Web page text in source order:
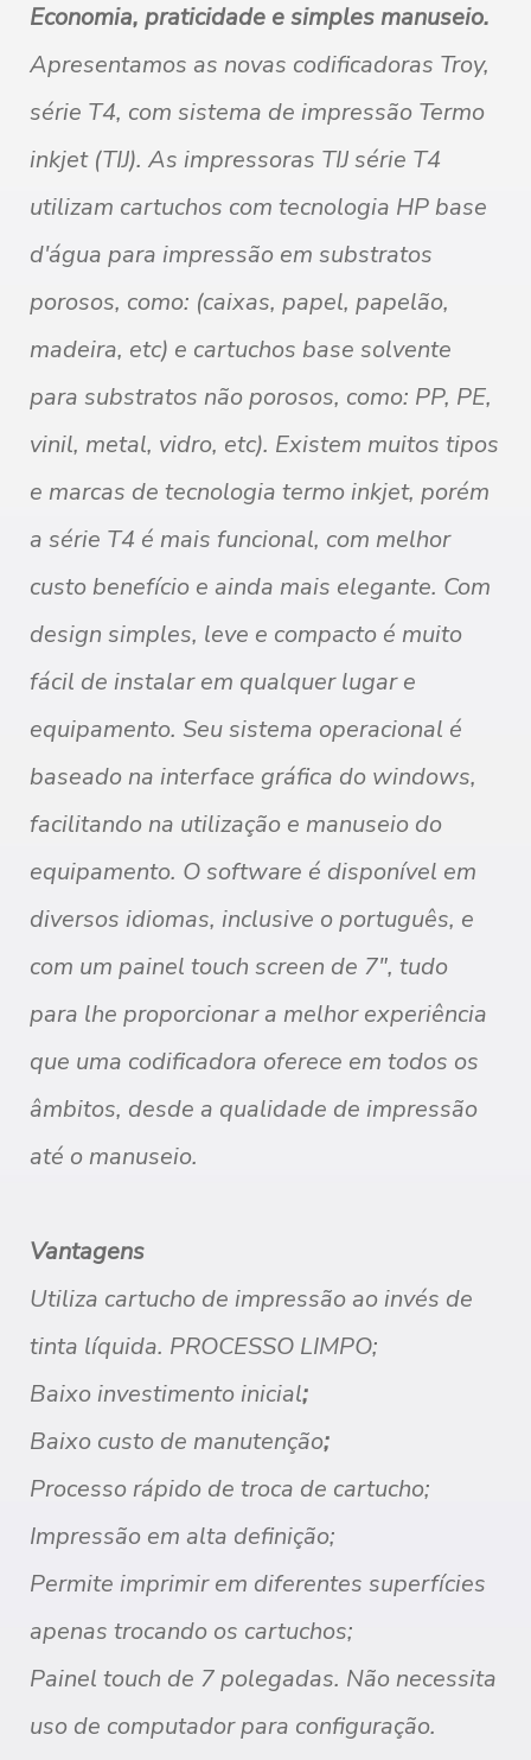
Economia, praticidade e simples manuseio.
Apresentamos as novas codificadoras Troy,
série T4, com sistema de impressão Termo
inkjet (TIJ). As impressoras TIJ série T4
utilizam cartuchos com tecnologia HP base
d'água para impressão em substratos
porosos, como: (caixas, papel, papelão,
madeira, etc) e cartuchos base solvente
para substratos não porosos, como: PP, PE,
vinil, metal, vidro, etc). Existem muitos tipos
e marcas de tecnologia termoinkjet, porém
a série T4 é mais funcional, com melhor
custo benefício e ainda mais elegante. Com
design simples, leve e compacto é muito
fácil de instalar em qualquer lugar e
equipamento. Seu sistema operacional é
baseado na interface gráfica do windows,
facilitando na utilização e manuseio do
equipamento. O software é disponível em
diversos idiomas, inclusive o português, e
com um painel touch screen de 7", tudo
para lhe proporcionar a melhor experiência
que uma codificadora oferece em todos os
âmbitos, desde a qualidade de impressão
até o manuseio.
Vantagens
Utiliza cartucho de impressão aoinvés de
tinta líquida. PROCESSO LIMPO;
Baixoinvestimentoinicial;
Baixo custo de manutenção;
Processorápido de troca de cartucho;
Impressão em alta definição;
Permite imprimir em diferentes superfícies
apenas trocando os cartuchos;
Painel touch de 7 polegadas. Não necessita
uso de computador para configuração.